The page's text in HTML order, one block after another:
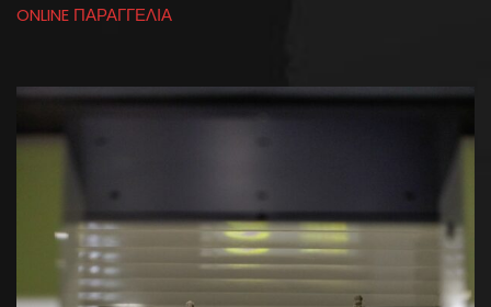
ONLINE ΠΑΡΑΓΓΕΛΙΑ